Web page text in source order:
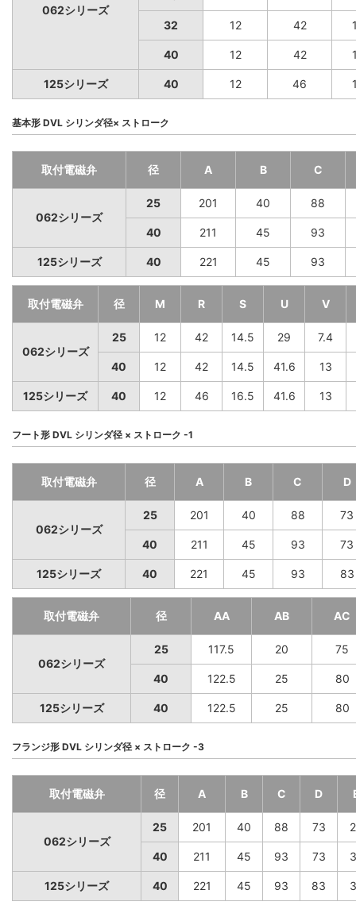
062シリーズ
32 12 42
40 12 42
125シリーズ 40 12 46
基本形 DVL シリンダ径× ストローク
取付電磁弁 径 A B C
062シリーズ
25 201 40 88
40 211 45 93
125シリーズ 40 221 45 93
取付電磁弁 径 M R S U V
062シリーズ
25 12 42 14.5 29 7.4
40 12 42 14.5 41.6 13
125シリーズ 40 12 46 16.5 41.6 13
フート形 DVL シリンダ径 × ストローク -1
取付電磁弁 径 A B C D
062シリーズ
25 201 40 88 73
40 211 45 93 73
125シリーズ 40 221 45 93 83
取付電磁弁 径 AA AB AC
062シリーズ
25 117.5 20 75
40 122.5 25 80
125シリーズ 40 122.5 25 80
フランジ形 DVL シリンダ径 × ストローク -3
取付電磁弁 径 A B C D
062シリーズ
25 201 40 88 73
40 211 45 93 73
125シリーズ 40 221 45 93 83